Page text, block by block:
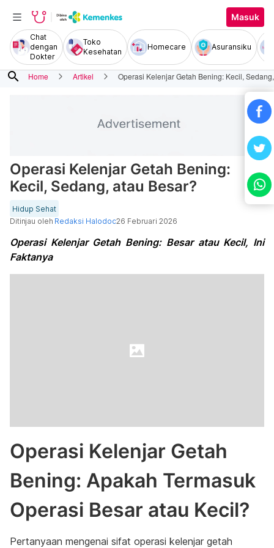
Masuk
Chat
dengan
Dokter
Toko
Kesehatan
Homecare Asuransiku
search Home Artikel Operasi Kelenjar Getah Bening: Kecil,
Operasi Kelenjar Getah Bening:
Kecil, Sedang, atau Besar?
Hidup Sehat
Ditinjau oleh Redaksi Halodoc26 Februari 2026
Operasi Kelenjar Getah Bening: Besar atau Kecil, Ini
Faktanya
Operasi Kelenjar Getah
Bening: Apakah Termasuk
Operasi Besar atau Kecil?
Pertanyaan mengenai sifat operasi kelenjar getah